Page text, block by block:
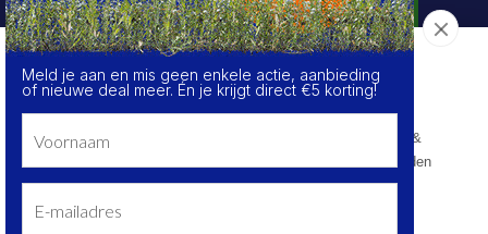
Abonneer
Over de cookies op deze website
We maken gebruik van cookies om gegevens m.b.t. de
prestaties en het gebruik van deze website te verzamelen &
analyseren, om sociale netwerkfunctionaliteiten aan te bieden
en onze content & advertenties te verbeteren en
personaliseren.
Meld je aan en mis geen enkele actie, aanbieding
of nieuwe deal meer. Én je krijgt direct €5 korting!